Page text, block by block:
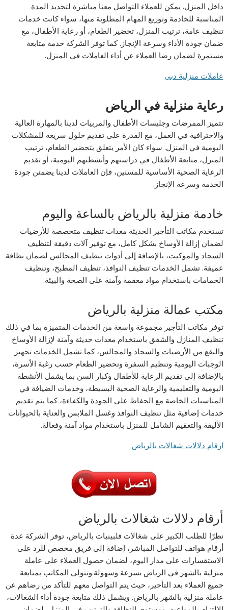
داخل المنزل. يمكن للعملاء التواصل معنا مباشرة لتحديد المدة
المناسبة للخادمة وتوزيع المهام المطلوبة منها، سواء كانت خدمات
تنظيف عامة، ترتيب المنزل، تحضير الطعام، أو رعاية الأطفال، مع
ضمان جودة الأداء وسرعة الإنجاز. كما توفر الشركة خدمة متابعة
مستمرة لضمان رضا العملاء عن أداء العاملات في المنزل.
عاملات منزلية دبى
رعاية منزلية في الرياض
تتميز الممرضات وجليسات الأطفال والمربيات لدينا بالمهارة العالية
والاحترافية في العمل، مع القدرة على تقديم حلول سريعة للمشكلات
اليومية في المنزل. سواء كان الأمر يتعلق بتحضير الطعام، ترتيب
المنزل، متابعة الأطفال في دراستهم وأنشطتهم اليومية، أو تقديم
الرعاية الصحية الأساسية للمسنين، فإن العاملات لدينا يضمنن جودة
الخدمة وسرعة الإنجاز.
خادمة منزلية بالرياض بالساعة واليوم
تستخدم مكاتب التأجير الحديثة معدات تنظيف متخصصة للأرضيات
لضمان إزالة الأوساخ بشكل كامل، مع توفير آلات دقيقة لتنظيف
السجاد والموكيت، بالإضافة إلى أدوات تنظيف المجالس لضمان نظافة
عميقة. تشمل الخدمات تنظيف النوافذ، تنظيف المطبخ، وتنظيف
الحمامات باستخدام مواد معقمة وآمنة على الصحة والبيئة.
مكتب عمالة منزلية بالرياض
توفر مكاتب التأجير مجموعة واسعة من الخدمات المتميزة بما في ذلك
تنظيف المنازل والشقق باستخدام معدات حديثة وآمنة لإزالة الأوساخ
والبقع من الأرضيات والسجاد والمجالس، كما تشمل الخدمات تجهيز
الوجبات اليومية وتنظيم السفرة وتحضير الطعام حسب رغبة الأسرة،
بالإضافة إلى تقديم الرعاية للأطفال وكبار السن بما يشمل الأنشطة
اليومية والتعليمية والرعاية الصحية البسيطة، وخدمات الضيافة في
المناسبات الخاصة مع الحفاظ على الجودة والكفاءة، كما يتم تقديم
خدمات إضافية مثل تنظيف النوافذ وغسل الملابس والعناية بالحيوانات
الأليفة والتعقيم الشامل للمنزل باستخدام مواد آمنة وفعالة.
ارقام دلالات شغالات بالرياض
أرقام دلالات شغالات بالرياض
نظرًا للطلب الكبير على شغالات فلبينيات بالرياض، توفر الشركة عدة
أرقام هواتف للتواصل المباشر، إضافة إلى فريق مخصص للرد على
الاستفسارات على مدار اليوم، لضمان حصول العملاء على عاملة
منزلية بالشهر في الرياض بسرعة وسهولة.وتتولى المكاتب بمتابعة
جميع العملاء بعد التأجير، حيث يتم التواصل معهم للتأكد من رضاهم عن
عاملة منزلية بالشهر بالرياض. ويشمل ذلك متابعة جودة أداء الشغالات،